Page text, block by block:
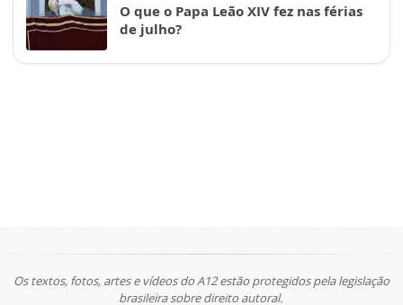
O que o Papa Leão XIV fez nas férias
de julho?
Os textos, fotos, artes e vídeos do A12 estão protegidos pela legislação
brasileira sobre direito autoral.